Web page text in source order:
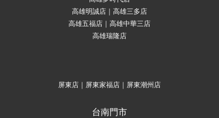
高雄明誠店｜高雄三多店
高雄五福店｜高雄中華三店
高雄瑞隆店
屏東店｜屏東家福店｜屏東潮州店
台南門市